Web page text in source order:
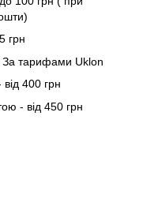
грн
За тарифами Uklon
400 грн
- від 450 грн